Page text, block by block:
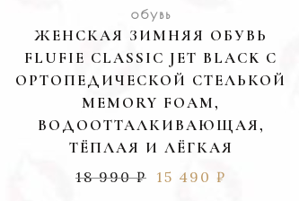
обувь
ЖЕНСКАЯ ЗИМНЯЯ ОБУВЬ
FLUFIE CLASSIC JET BLACK С
ОРТОПЕДИЧЕСКОЙ СТЕЛЬКОЙ
MEMORY FOAM,
ВОДООТТАЛКИВАЮЩАЯ,
ТЁПЛАЯ И ЛЁГКАЯ
18 990₽ 15 490 ₽